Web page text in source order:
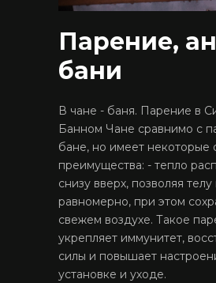
Парение,
бани
В чане - баня. Парение в
Банном Чане сравнимо с
бане, но имеет некоторые
преимущества: - тепло
снизу вверх, позволяя телу
равномерно, при этом
свежем воздухе. Такое
укрепляет иммунитет,
силы и повышает
установке и уходе.